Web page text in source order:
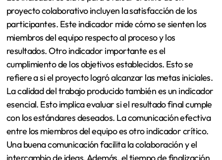
proyecto colaborativo incluyen la satisfacción de los
participantes. Este indicador mide cómo se sienten los
miembros del equipo respecto al proceso y los
resultados. Otro indicador importante es el
cumplimiento de los objetivos establecidos. Esto se
refiere a si el proyecto logró alcanzar las metas iniciales.
La calidad del trabajo producido también es un indicador
esencial. Esto implica evaluar si el resultado final cumple
con los estándares deseados. La comunicación efectiva
entre los miembros del equipo es otro indicador crítico.
Una buena comunicación facilita la colaboración y el